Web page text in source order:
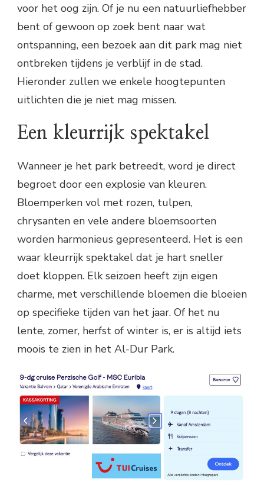
voor het oog zijn. Of je nu een natuurliefhebber
bent of gewoon op zoek bent naar wat
ontspanning, een bezoek aan dit park mag niet
ontbreken tijdens je verblijf in de stad.
Hieronder zullen we enkele hoogtepunten
uitlichten die je niet mag missen.
Een kleurrijk spektakel
Wanneer je het park betreedt, word je direct
begroet door een explosie van kleuren.
Bloemperken vol met rozen, tulpen,
chrysanten en vele andere bloemsoorten
worden harmonieus gepresenteerd. Het is een
waar kleurrijk spektakel dat je hart sneller
doet kloppen. Elk seizoen heeft zijn eigen
charme, met verschillende bloemen die bloeien
op specifieke tijden van het jaar. Of het nu
lente, zomer, herfst of winter is, er is altijd iets
moois te zien in het Al-Dur Park.